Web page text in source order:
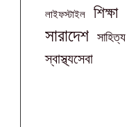
লাইফস্টাইল শিক্ষা
সারাদেশ সাহিত্য
স্বাস্থ্যসেবা